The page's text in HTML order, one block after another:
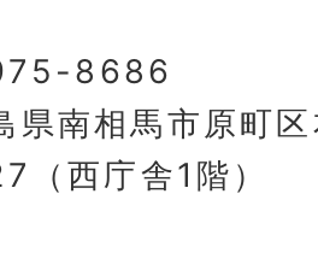
8686
県南相馬市原町
（西庁舎1階）